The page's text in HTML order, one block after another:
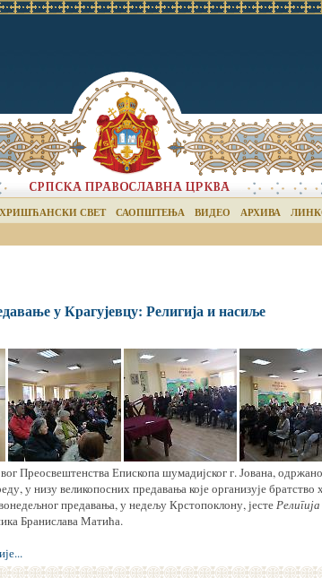
ХРИШЋАНСКИ СВЕТ САОПШТЕЊА ВИДЕО АРХИВА
у Крагујевцу: Религија и насиље
Преосвештенства Епископа шумадијског г. Јована,
у низу великопосних предавања које организује братство
предавања, у недељу Крстопоклону, јесте
Бранислава Матића.